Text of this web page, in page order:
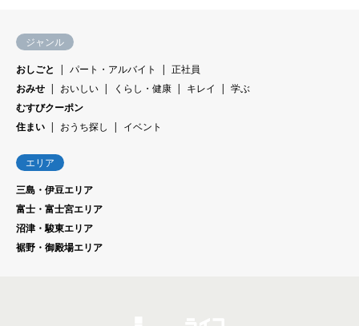
ジャンル
おしごと
パート・アルバイト
正社員
おみせ
おいしい くらし・健康 キレイ
学ぶ
むすびクーポン
住まい
おうち探し イベント
エリア
三島・伊豆エリア
富士・富士宮エリア
沼津・駿東エリア
裾野・御殿場エリア